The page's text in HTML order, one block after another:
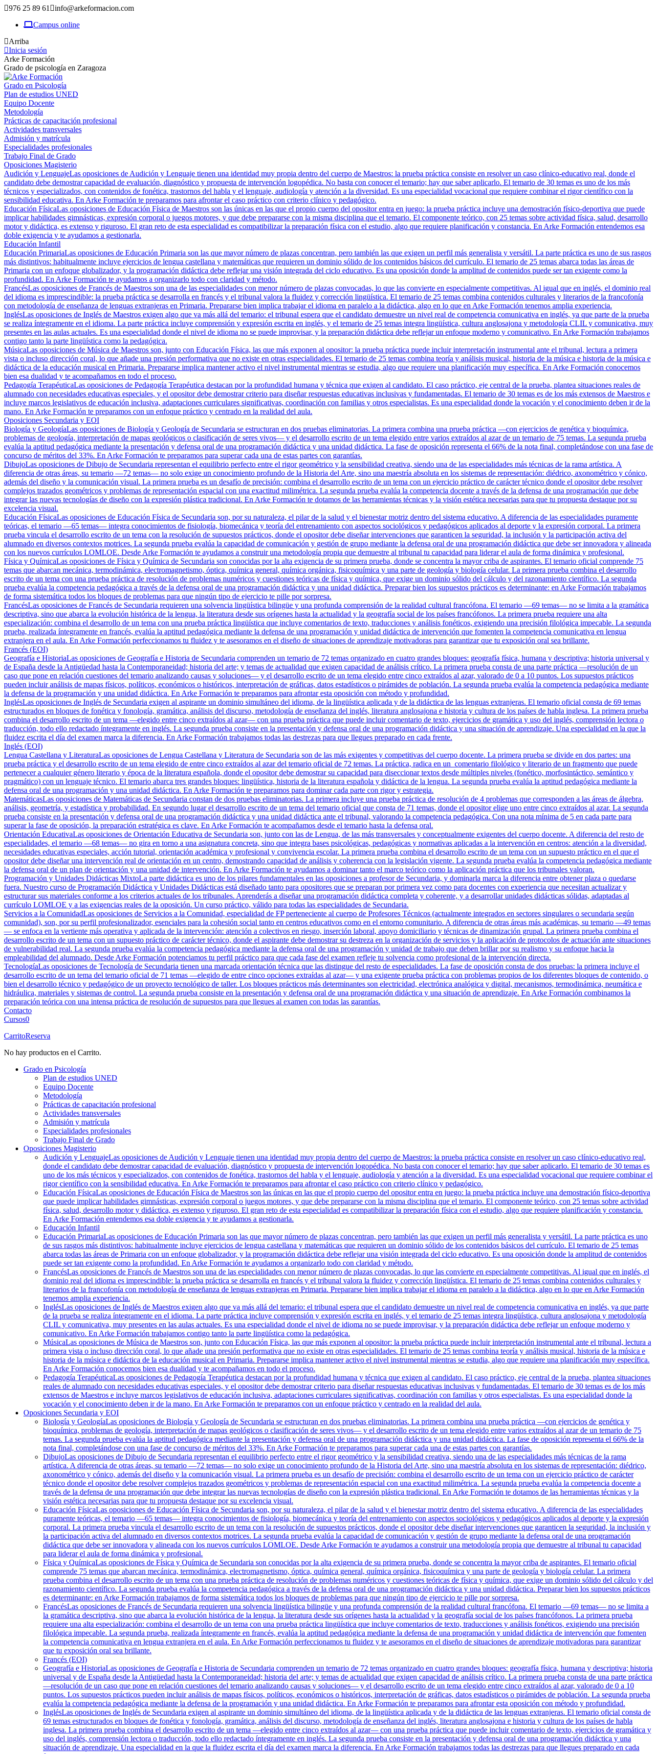
976 25 89 61
info@arkeformacion.com
Campus online
Arriba
Inicia sesión
Arke Formación
Grado de psicología en Zaragoza
Grado en Psicología
Plan de estudios UNED
Equipo Docente
Metodología
Prácticas de capacitación profesional
Actividades transversales
Admisión y matrícula
Especialidades profesionales
Trabajo Final de Grado
Oposiciones Magisterio
Audición y LenguajeLas oposiciones de Audición y Lenguaje tienen una identidad muy propia dentro del cuerpo de Maestros: la prueba práctica consiste en resolver un caso clínico-educativo real, donde el
candidato debe demostrar capacidad de evaluación, diagnóstico y propuesta de intervención logopédica. No basta con conocer el temario; hay que saber aplicarlo. El temario de 30 temas es uno de los más
técnicos y especializados, con contenidos de fonética, trastornos del habla y el lenguaje, audiología y atención a la diversidad. Es una especialidad vocacional que requiere combinar el rigor científico con la
sensibilidad educativa. En Arke Formación te preparamos para afrontar el caso práctico con criterio clínico y pedagógico.
Educación FísicaLas oposiciones de Educación Física de Maestros son las únicas en las que el propio cuerpo del opositor entra en juego: la prueba práctica incluye una demostración físico-deportiva que puede
implicar habilidades gimnásticas, expresión corporal o juegos motores, y que debe prepararse con la misma disciplina que el temario. El componente teórico, con 25 temas sobre actividad física, salud, desarrollo
motor y didáctica, es extenso y riguroso. El gran reto de esta especialidad es compatibilizar la preparación física con el estudio, algo que requiere planificación y constancia. En Arke Formación entendemos esa
doble exigencia y te ayudamos a gestionarla.
Educación Infantil
Educación PrimariaLas oposiciones de Educación Primaria son las que mayor número de plazas concentran, pero también las que exigen un perfil más generalista y versátil. La parte práctica es uno de sus rasgos
más distintivos: habitualmente incluye ejercicios de lengua castellana y matemáticas que requieren un dominio sólido de los contenidos básicos del currículo. El temario de 25 temas abarca todas las áreas de
Primaria con un enfoque globalizador, y la programación didáctica debe reflejar una visión integrada del ciclo educativo. Es una oposición donde la amplitud de contenidos puede ser tan exigente como la
profundidad. En Arke Formación te ayudamos a organizarlo todo con claridad y método.
FrancésLas oposiciones de Francés de Maestros son una de las especialidades con menor número de plazas convocadas, lo que las convierte en especialmente competitivas. Al igual que en inglés, el dominio real
del idioma es imprescindible: la prueba práctica se desarrolla en francés y el tribunal valora la fluidez y corrección lingüística. El temario de 25 temas combina contenidos culturales y literarios de la francofonía
con metodología de enseñanza de lenguas extranjeras en Primaria. Prepararse bien implica trabajar el idioma en paralelo a la didáctica, algo en lo que en Arke Formación tenemos amplia experiencia.
InglésLas oposiciones de Inglés de Maestros exigen algo que va más allá del temario: el tribunal espera que el candidato demuestre un nivel real de competencia comunicativa en inglés, ya que parte de la prueba
se realiza íntegramente en el idioma. La parte práctica incluye comprensión y expresión escrita en inglés, y el temario de 25 temas integra lingüística, cultura anglosajona y metodología CLIL y comunicativa, muy
presentes en las aulas actuales. Es una especialidad donde el nivel de idioma no se puede improvisar, y la preparación didáctica debe reflejar un enfoque moderno y comunicativo. En Arke Formación trabajamos
contigo tanto la parte lingüística como la pedagógica.
MúsicaLas oposiciones de Música de Maestros son, junto con Educación Física, las que más exponen al opositor: la prueba práctica puede incluir interpretación instrumental ante el tribunal, lectura a primera
vista o incluso dirección coral, lo que añade una presión performativa que no existe en otras especialidades. El temario de 25 temas combina teoría y análisis musical, historia de la música e historia de la música e
didáctica de la educación musical en Primaria. Prepararse implica mantener activo el nivel instrumental mientras se estudia, algo que requiere una planificación muy específica. En Arke Formación conocemos
bien esa dualidad y te acompañamos en todo el proceso.
Pedagogía TerapéuticaLas oposiciones de Pedagogía Terapéutica destacan por la profundidad humana y técnica que exigen al candidato. El caso práctico, eje central de la prueba, plantea situaciones reales de
alumnado con necesidades educativas especiales, y el opositor debe demostrar criterio para diseñar respuestas educativas inclusivas y fundamentadas. El temario de 30 temas es de los más extensos de Maestros e
incluye marcos legislativos de educación inclusiva, adaptaciones curriculares significativas, coordinación con familias y otros especialistas. Es una especialidad donde la vocación y el conocimiento deben ir de la
mano. En Arke Formación te preparamos con un enfoque práctico y centrado en la realidad del aula.
Oposiciones Secundaria y EOI
Biología y GeologíaLas oposiciones de Biología y Geología de Secundaria se estructuran en dos pruebas eliminatorias. La primera combina una prueba práctica —con ejercicios de genética y bioquímica,
problemas de geología, interpretación de mapas geológicos o clasificación de seres vivos— y el desarrollo escrito de un tema elegido entre varios extraídos al azar de un temario de 75 temas. La segunda prueba
evalúa la aptitud pedagógica mediante la presentación y defensa oral de una programación didáctica y una unidad didáctica. La fase de oposición representa el 66% de la nota final, completándose con una fase de
concurso de méritos del 33%. En Arke Formación te preparamos para superar cada una de estas partes con garantías.
DibujoLas oposiciones de Dibujo de Secundaria representan el equilibrio perfecto entre el rigor geométrico y la sensibilidad creativa, siendo una de las especialidades más técnicas de la rama artística. A
diferencia de otras áreas, su temario —72 temas— no solo exige un conocimiento profundo de la Historia del Arte, sino una maestría absoluta en los sistemas de representación: diédrico, axonométrico y cónico,
además del diseño y la comunicación visual. La primera prueba es un desafío de precisión: combina el desarrollo escrito de un tema con un ejercicio práctico de carácter técnico donde el opositor debe resolver
complejos trazados geométricos y problemas de representación espacial con una exactitud milimétrica. La segunda prueba evalúa la competencia docente a través de la defensa de una programación que debe
integrar las nuevas tecnologías de diseño con la expresión plástica tradicional. En Arke Formación te dotamos de las herramientas técnicas y la visión estética necesarias para que tu propuesta destaque por su
excelencia visual.
Educación FísicaLas oposiciones de Educación Física de Secundaria son, por su naturaleza, el pilar de la salud y el bienestar motriz dentro del sistema educativo. A diferencia de las especialidades puramente
teóricas, el temario —65 temas— integra conocimientos de fisiología, biomecánica y teoría del entrenamiento con aspectos sociológicos y pedagógicos aplicados al deporte y la expresión corporal. La primera
prueba vincula el desarrollo escrito de un tema con la resolución de supuestos prácticos, donde el opositor debe diseñar intervenciones que garanticen la seguridad, la inclusión y la participación activa del
alumnado en diversos contextos motrices. La segunda prueba evalúa la capacidad de comunicación y gestión de grupo mediante la defensa oral de una programación didáctica que debe ser innovadora y alineada
con los nuevos currículos LOMLOE. Desde Arke Formación te ayudamos a construir una metodología propia que demuestre al tribunal tu capacidad para liderar el aula de forma dinámica y profesional.
Física y QuímicaLas oposiciones de Física y Química de Secundaria son conocidas por la alta exigencia de su primera prueba, donde se concentra la mayor criba de aspirantes. El temario oficial comprende 75
temas que abarcan mecánica, termodinámica, electromagnetismo, óptica, química general, química orgánica, fisicoquímica y una parte de geología y biología celular. La primera prueba combina el desarrollo
escrito de un tema con una prueba práctica de resolución de problemas numéricos y cuestiones teóricas de física y química, que exige un dominio sólido del cálculo y del razonamiento científico. La segunda
prueba evalúa la competencia pedagógica a través de la defensa oral de una programación didáctica y una unidad didáctica. Preparar bien los supuestos prácticos es determinante: en Arke Formación trabajamos
de forma sistemática todos los bloques de problemas para que ningún tipo de ejercicio te pille por sorpresa.
FrancésLas oposiciones de Francés de Secundaria requieren una solvencia lingüística bilingüe y una profunda comprensión de la realidad cultural francófona. El temario —69 temas— no se limita a la gramática
descriptiva, sino que abarca la evolución histórica de la lengua, la literatura desde sus orígenes hasta la actualidad y la geografía social de los países francófonos. La primera prueba requiere una alta
especialización: combina el desarrollo de un tema con una prueba práctica lingüística que incluye comentarios de texto, traducciones y análisis fonéticos, exigiendo una precisión filológica impecable. La segunda
prueba, realizada íntegramente en francés, evalúa la aptitud pedagógica mediante la defensa de una programación y unidad didáctica de intervención que fomenten la competencia comunicativa en lengua
extranjera en el aula. En Arke Formación perfeccionamos tu fluidez y te asesoramos en el diseño de situaciones de aprendizaje motivadoras para garantizar que tu exposición oral sea brillante.
Francés (EOI)
Geografía e HistoriaLas oposiciones de Geografía e Historia de Secundaria comprenden un temario de 72 temas organizado en cuatro grandes bloques: geografía física, humana y descriptiva; historia universal y
de España desde la Antigüedad hasta la Contemporaneidad; historia del arte; y temas de actualidad que exigen capacidad de análisis crítico. La primera prueba consta de una parte práctica —resolución de un
caso que pone en relación cuestiones del temario analizando causas y soluciones— y el desarrollo escrito de un tema elegido entre cinco extraídos al azar, valorado de 0 a 10 puntos. Los supuestos prácticos
pueden incluir análisis de mapas físicos, políticos, económicos o históricos, interpretación de gráficas, datos estadísticos o pirámides de población. La segunda prueba evalúa la competencia pedagógica mediante
la defensa de la programación y una unidad didáctica. En Arke Formación te preparamos para afrontar esta oposición con método y profundidad.
InglésLas oposiciones de Inglés de Secundaria exigen al aspirante un dominio simultáneo del idioma, de la lingüística aplicada y de la didáctica de las lenguas extranjeras. El temario oficial consta de 69 temas
estructurados en bloques de fonética y fonología, gramática, análisis del discurso, metodología de enseñanza del inglés, literatura anglosajona e historia y cultura de los países de habla inglesa. La primera prueba
combina el desarrollo escrito de un tema —elegido entre cinco extraídos al azar— con una prueba práctica que puede incluir comentario de texto, ejercicios de gramática y uso del inglés, comprensión lectora o
traducción, todo ello redactado íntegramente en inglés. La segunda prueba consiste en la presentación y defensa oral de una programación didáctica y una situación de aprendizaje. Una especialidad en la que la
fluidez escrita el día del examen marca la diferencia. En Arke Formación trabajamos todas las destrezas para que llegues preparado en cada frente.
Inglés (EOI)
Lengua Castellana y LiteraturaLas oposiciones de Lengua Castellana y Literatura de Secundaria son de las más exigentes y competitivas del cuerpo docente. La primera prueba se divide en dos partes: una
prueba práctica y el desarrollo escrito de un tema elegido de entre cinco extraídos al azar del temario oficial de 72 temas. La práctica, radica en un comentario filológico y literario de un fragmento que puede
pertenecer a cualquier género literario y época de la literatura española, donde el opositor debe demostrar su capacidad para diseccionar textos desde múltiples niveles (fonético, morfosintáctico, semántico y
pragmático) con un lenguaje técnico. El temario abarca tres grandes bloques: lingüística, historia de la literatura española y didáctica de la lengua. La segunda prueba evalúa la aptitud pedagógica mediante la
defensa oral de una programación y una unidad didáctica. En Arke Formación te preparamos para dominar cada parte con rigor y estrategia.
MatemáticasLas oposiciones de Matemáticas de Secundaria constan de dos pruebas eliminatorias. La primera incluye una prueba práctica de resolución de 4 problemas que corresponden a las áreas de álgebra,
análisis, geometría, y estadística y probabilidad. En segundo lugar el desarrollo escrito de un tema del temario oficial que consta de 71 temas, donde el opositor elige uno entre cinco extraídos al azar. La segunda
prueba consiste en la presentación y defensa oral de una programación didáctica y una unidad didáctica ante el tribunal, valorando la competencia pedagógica. Con una nota mínima de 5 en cada parte para
superar la fase de oposición, la preparación estratégica es clave. En Arke Formación te acompañamos desde el temario hasta la defensa oral.
Orientación EducativaLas oposiciones de Orientación Educativa de Secundaria son, junto con las de Lengua, de las más transversales y conceptualmente exigentes del cuerpo docente. A diferencia del resto de
especialidades, el temario —68 temas— no gira en torno a una asignatura concreta, sino que integra bases psicológicas, pedagógicas y normativas aplicadas a la intervención en centros: atención a la diversidad,
necesidades educativas especiales, acción tutorial, orientación académica y profesional y convivencia escolar. La primera prueba combina el desarrollo escrito de un tema con un supuesto práctico en el que el
opositor debe diseñar una intervención real de orientación en un centro, demostrando capacidad de análisis y coherencia con la legislación vigente. La segunda prueba evalúa la competencia pedagógica mediante
la defensa oral de un plan de orientación y una unidad de intervención. En Arke Formación te ayudamos a dominar tanto el marco teórico como la aplicación práctica que los tribunales valoran.
Programación y Unidades Didácticas MixtoLa parte didáctica es uno de los pilares fundamentales en las oposiciones a profesor de Secundaria, y dominarla marca la diferencia entre obtener plaza o quedarse
fuera. Nuestro curso de Programación Didáctica y Unidades Didácticas está diseñado tanto para opositores que se preparan por primera vez como para docentes con experiencia que necesitan actualizar y
estructurar sus materiales conforme a los criterios actuales de los tribunales. Aprenderás a diseñar una programación didáctica completa y coherente, y a desarrollar unidades didácticas sólidas, adaptadas al
currículo LOMLOE y a las exigencias reales de la oposición. Un curso práctico, válido para todas las especialidades de Secundaria.
Servicios a la ComunidadLas oposiciones de Servicios a la Comunidad, especialidad de FP perteneciente al cuerpo de Profesores Técnicos (actualmente integrados en sectores singulares o secundaria según
comunidad), son, por su perfil profesionalizador, esenciales para la cohesión social tanto en centros educativos como en el entorno comunitario. A diferencia de otras áreas más académicas, su temario —49 temas
— se enfoca en la vertiente más operativa y aplicada de la intervención: atención a colectivos en riesgo, inserción laboral, apoyo domiciliario y técnicas de dinamización grupal. La primera prueba combina el
desarrollo escrito de un tema con un supuesto práctico de carácter técnico, donde el aspirante debe demostrar su destreza en la organización de servicios y la aplicación de protocolos de actuación ante situaciones
de vulnerabilidad real. La segunda prueba evalúa la competencia pedagógica mediante la defensa oral de una programación y unidad de trabajo que deben brillar por su realismo y su enfoque hacia la
empleabilidad del alumnado. Desde Arke Formación potenciamos tu perfil práctico para que cada fase del examen refleje tu solvencia como profesional de la intervención directa.
TecnologíaLas oposiciones de Tecnología de Secundaria tienen una marcada orientación técnica que las distingue del resto de especialidades. La fase de oposición consta de dos pruebas: la primera incluye el
desarrollo escrito de un tema del temario oficial de 71 temas —elegido de entre cinco opciones extraídas al azar— y una exigente prueba práctica con problemas propios de los diferentes bloques de contenido, o
bien el desarrollo técnico y pedagógico de un proyecto tecnológico de taller. Los bloques prácticos más determinantes son electricidad, electrónica analógica y digital, mecanismos, termodinámica, neumática e
hidráulica, materiales y sistemas de control. La segunda prueba consiste en la presentación y defensa oral de una programación didáctica y una situación de aprendizaje. En Arke Formación combinamos la
preparación teórica con una intensa práctica de resolución de supuestos para que llegues al examen con todas las garantías.
Contacto
Cursos0
CarritoReserva
No hay productos en el Carrito.
Grado en Psicología
Plan de estudios UNED
Equipo Docente
Metodología
Prácticas de capacitación profesional
Actividades transversales
Admisión y matrícula
Especialidades profesionales
Trabajo Final de Grado
Oposiciones Magisterio
Audición y LenguajeLas oposiciones de Audición y Lenguaje tienen una identidad muy propia dentro del cuerpo de Maestros: la prueba práctica consiste en resolver un caso clínico-educativo real,
donde el candidato debe demostrar capacidad de evaluación, diagnóstico y propuesta de intervención logopédica. No basta con conocer el temario; hay que saber aplicarlo. El temario de 30 temas es
uno de los más técnicos y especializados, con contenidos de fonética, trastornos del habla y el lenguaje, audiología y atención a la diversidad. Es una especialidad vocacional que requiere combinar el
rigor científico con la sensibilidad educativa. En Arke Formación te preparamos para afrontar el caso práctico con criterio clínico y pedagógico.
Educación FísicaLas oposiciones de Educación Física de Maestros son las únicas en las que el propio cuerpo del opositor entra en juego: la prueba práctica incluye una demostración físico-deportiva
que puede implicar habilidades gimnásticas, expresión corporal o juegos motores, y que debe prepararse con la misma disciplina que el temario. El componente teórico, con 25 temas sobre actividad
física, salud, desarrollo motor y didáctica, es extenso y riguroso. El gran reto de esta especialidad es compatibilizar la preparación física con el estudio, algo que requiere planificación y constancia.
En Arke Formación entendemos esa doble exigencia y te ayudamos a gestionarla.
Educación Infantil
Educación PrimariaLas oposiciones de Educación Primaria son las que mayor número de plazas concentran, pero también las que exigen un perfil más generalista y versátil. La parte práctica es uno
de sus rasgos más distintivos: habitualmente incluye ejercicios de lengua castellana y matemáticas que requieren un dominio sólido de los contenidos básicos del currículo. El temario de 25 temas
abarca todas las áreas de Primaria con un enfoque globalizador, y la programación didáctica debe reflejar una visión integrada del ciclo educativo. Es una oposición donde la amplitud de contenidos
puede ser tan exigente como la profundidad. En Arke Formación te ayudamos a organizarlo todo con claridad y método.
FrancésLas oposiciones de Francés de Maestros son una de las especialidades con menor número de plazas convocadas, lo que las convierte en especialmente competitivas. Al igual que en inglés, el
dominio real del idioma es imprescindible: la prueba práctica se desarrolla en francés y el tribunal valora la fluidez y corrección lingüística. El temario de 25 temas combina contenidos culturales y
literarios de la francofonía con metodología de enseñanza de lenguas extranjeras en Primaria. Prepararse bien implica trabajar el idioma en paralelo a la didáctica, algo en lo que en Arke Formación
tenemos amplia experiencia.
InglésLas oposiciones de Inglés de Maestros exigen algo que va más allá del temario: el tribunal espera que el candidato demuestre un nivel real de competencia comunicativa en inglés, ya que parte
de la prueba se realiza íntegramente en el idioma. La parte práctica incluye comprensión y expresión escrita en inglés, y el temario de 25 temas integra lingüística, cultura anglosajona y metodología
CLIL y comunicativa, muy presentes en las aulas actuales. Es una especialidad donde el nivel de idioma no se puede improvisar, y la preparación didáctica debe reflejar un enfoque moderno y
comunicativo. En Arke Formación trabajamos contigo tanto la parte lingüística como la pedagógica.
MúsicaLas oposiciones de Música de Maestros son, junto con Educación Física, las que más exponen al opositor: la prueba práctica puede incluir interpretación instrumental ante el tribunal, lectura a
primera vista o incluso dirección coral, lo que añade una presión performativa que no existe en otras especialidades. El temario de 25 temas combina teoría y análisis musical, historia de la música e
historia de la música e didáctica de la educación musical en Primaria. Prepararse implica mantener activo el nivel instrumental mientras se estudia, algo que requiere una planificación muy específica.
En Arke Formación conocemos bien esa dualidad y te acompañamos en todo el proceso.
Pedagogía TerapéuticaLas oposiciones de Pedagogía Terapéutica destacan por la profundidad humana y técnica que exigen al candidato. El caso práctico, eje central de la prueba, plantea situaciones
reales de alumnado con necesidades educativas especiales, y el opositor debe demostrar criterio para diseñar respuestas educativas inclusivas y fundamentadas. El temario de 30 temas es de los más
extensos de Maestros e incluye marcos legislativos de educación inclusiva, adaptaciones curriculares significativas, coordinación con familias y otros especialistas. Es una especialidad donde la
vocación y el conocimiento deben ir de la mano. En Arke Formación te preparamos con un enfoque práctico y centrado en la realidad del aula.
Oposiciones Secundaria y EOI
Biología y GeologíaLas oposiciones de Biología y Geología de Secundaria se estructuran en dos pruebas eliminatorias. La primera combina una prueba práctica —con ejercicios de genética y
bioquímica, problemas de geología, interpretación de mapas geológicos o clasificación de seres vivos— y el desarrollo escrito de un tema elegido entre varios extraídos al azar de un temario de 75
temas. La segunda prueba evalúa la aptitud pedagógica mediante la presentación y defensa oral de una programación didáctica y una unidad didáctica. La fase de oposición representa el 66% de la
nota final, completándose con una fase de concurso de méritos del 33%. En Arke Formación te preparamos para superar cada una de estas partes con garantías.
DibujoLas oposiciones de Dibujo de Secundaria representan el equilibrio perfecto entre el rigor geométrico y la sensibilidad creativa, siendo una de las especialidades más técnicas de la rama
artística. A diferencia de otras áreas, su temario —72 temas— no solo exige un conocimiento profundo de la Historia del Arte, sino una maestría absoluta en los sistemas de representación: diédrico,
axonométrico y cónico, además del diseño y la comunicación visual. La primera prueba es un desafío de precisión: combina el desarrollo escrito de un tema con un ejercicio práctico de carácter
técnico donde el opositor debe resolver complejos trazados geométricos y problemas de representación espacial con una exactitud milimétrica. La segunda prueba evalúa la competencia docente a
través de la defensa de una programación que debe integrar las nuevas tecnologías de diseño con la expresión plástica tradicional. En Arke Formación te dotamos de las herramientas técnicas y la
visión estética necesarias para que tu propuesta destaque por su excelencia visual.
Educación FísicaLas oposiciones de Educación Física de Secundaria son, por su naturaleza, el pilar de la salud y el bienestar motriz dentro del sistema educativo. A diferencia de las especialidades
puramente teóricas, el temario —65 temas— integra conocimientos de fisiología, biomecánica y teoría del entrenamiento con aspectos sociológicos y pedagógicos aplicados al deporte y la expresión
corporal. La primera prueba vincula el desarrollo escrito de un tema con la resolución de supuestos prácticos, donde el opositor debe diseñar intervenciones que garanticen la seguridad, la inclusión y
la participación activa del alumnado en diversos contextos motrices. La segunda prueba evalúa la capacidad de comunicación y gestión de grupo mediante la defensa oral de una programación
didáctica que debe ser innovadora y alineada con los nuevos currículos LOMLOE. Desde Arke Formación te ayudamos a construir una metodología propia que demuestre al tribunal tu capacidad
para liderar el aula de forma dinámica y profesional.
Física y QuímicaLas oposiciones de Física y Química de Secundaria son conocidas por la alta exigencia de su primera prueba, donde se concentra la mayor criba de aspirantes. El temario oficial
comprende 75 temas que abarcan mecánica, termodinámica, electromagnetismo, óptica, química general, química orgánica, fisicoquímica y una parte de geología y biología celular. La primera
prueba combina el desarrollo escrito de un tema con una prueba práctica de resolución de problemas numéricos y cuestiones teóricas de física y química, que exige un dominio sólido del cálculo y del
razonamiento científico. La segunda prueba evalúa la competencia pedagógica a través de la defensa oral de una programación didáctica y una unidad didáctica. Preparar bien los supuestos prácticos
es determinante: en Arke Formación trabajamos de forma sistemática todos los bloques de problemas para que ningún tipo de ejercicio te pille por sorpresa.
FrancésLas oposiciones de Francés de Secundaria requieren una solvencia lingüística bilingüe y una profunda comprensión de la realidad cultural francófona. El temario —69 temas— no se limita a
la gramática descriptiva, sino que abarca la evolución histórica de la lengua, la literatura desde sus orígenes hasta la actualidad y la geografía social de los países francófonos. La primera prueba
requiere una alta especialización: combina el desarrollo de un tema con una prueba práctica lingüística que incluye comentarios de texto, traducciones y análisis fonéticos, exigiendo una precisión
filológica impecable. La segunda prueba, realizada íntegramente en francés, evalúa la aptitud pedagógica mediante la defensa de una programación y unidad didáctica de intervención que fomenten
la competencia comunicativa en lengua extranjera en el aula. En Arke Formación perfeccionamos tu fluidez y te asesoramos en el diseño de situaciones de aprendizaje motivadoras para garantizar
que tu exposición oral sea brillante.
Francés (EOI)
Geografía e HistoriaLas oposiciones de Geografía e Historia de Secundaria comprenden un temario de 72 temas organizado en cuatro grandes bloques: geografía física, humana y descriptiva; historia
universal y de España desde la Antigüedad hasta la Contemporaneidad; historia del arte; y temas de actualidad que exigen capacidad de análisis crítico. La primera prueba consta de una parte práctica
—resolución de un caso que pone en relación cuestiones del temario analizando causas y soluciones— y el desarrollo escrito de un tema elegido entre cinco extraídos al azar, valorado de 0 a 10
puntos. Los supuestos prácticos pueden incluir análisis de mapas físicos, políticos, económicos o históricos, interpretación de gráficas, datos estadísticos o pirámides de población. La segunda prueba
evalúa la competencia pedagógica mediante la defensa de la programación y una unidad didáctica. En Arke Formación te preparamos para afrontar esta oposición con método y profundidad.
InglésLas oposiciones de Inglés de Secundaria exigen al aspirante un dominio simultáneo del idioma, de la lingüística aplicada y de la didáctica de las lenguas extranjeras. El temario oficial consta de
69 temas estructurados en bloques de fonética y fonología, gramática, análisis del discurso, metodología de enseñanza del inglés, literatura anglosajona e historia y cultura de los países de habla
inglesa. La primera prueba combina el desarrollo escrito de un tema —elegido entre cinco extraídos al azar— con una prueba práctica que puede incluir comentario de texto, ejercicios de gramática y
uso del inglés, comprensión lectora o traducción, todo ello redactado íntegramente en inglés. La segunda prueba consiste en la presentación y defensa oral de una programación didáctica y una
situación de aprendizaje. Una especialidad en la que la fluidez escrita el día del examen marca la diferencia. En Arke Formación trabajamos todas las destrezas para que llegues preparado en cada